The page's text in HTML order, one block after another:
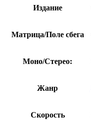
Издание
Матрица/Поле сбега
Моно/Стерео:
Жанр
Скорость